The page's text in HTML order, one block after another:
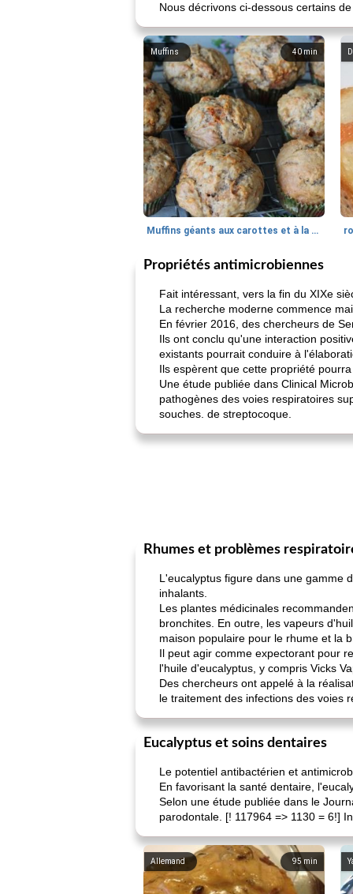
Nous décrivons ci-dessous certains
40 min
Muffins
Muffins géants aux carottes et à la banane de Nif
Propriétés antimicrobiennes
Fait intéressant, vers la fin du XIXe
La recherche moderne commence
En février 2016, des chercheurs de
Ils ont conclu qu'une interaction
existants pourrait conduire à
Ils espèrent que cette propriété
Une étude publiée dans Clinical
pathogènes des voies respiratoires
souches. de streptocoque.
Rhumes et problèmes
L'eucalyptus figure dans une gamme
inhalants.
Les plantes médicinales
bronchites. En outre, les vapeurs
maison populaire pour le rhume et la
Il peut agir comme expectorant pour
l'huile d'eucalyptus, y compris Vicks
Des chercheurs ont appelé à la
le traitement des infections des voies
Eucalyptus et soins dentaires
Le potentiel antibactérien et
En favorisant la santé dentaire,
Selon une étude publiée dans le
parodontale. [! 117964 => 1130 = 6!]
95min
Allemand